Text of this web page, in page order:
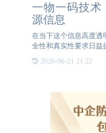
一物一码技术
源信息
在当下这个信息高度透
全性和真实性要求日益
产品之间信任的桥梁
2026-06-21 21:22